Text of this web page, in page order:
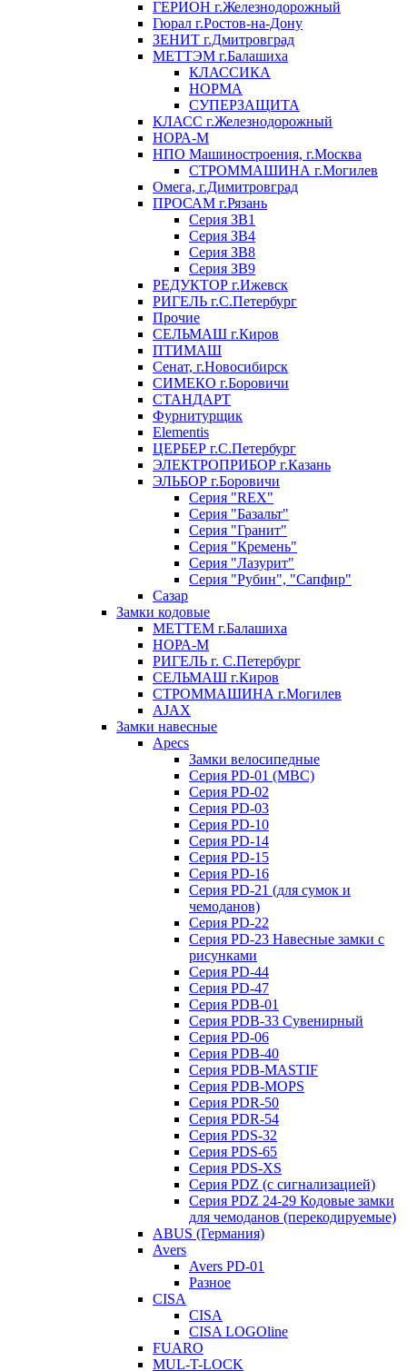
ГЕРИОН г.Железнодорожный
Гюрал г.Ростов-на-Дону
ЗЕНИТ г.Дмитровград
МЕТТЭМ г.Балашиха
КЛАССИКА
НОРМА
СУПЕРЗАЩИТА
КЛАСС г.Железнодорожный
НОРА-М
НПО Машиностроения, г.Москва
СТРОММАШИНА г.Могилев
Омега, г.Димитровград
ПРОСАМ г.Рязань
Серия ЗВ1
Серия ЗВ4
Серия ЗВ8
Серия ЗВ9
РЕДУКТОР г.Ижевск
РИГЕЛЬ г.С.Петербург
Прочие
СЕЛЬМАШ г.Киров
ПТИМАШ
Сенат, г.Новосибирск
СИМЕКО г.Боровичи
СТАНДАРТ
Фурнитурщик
Elementis
ЦЕРБЕР г.С.Петербург
ЭЛЕКТРОПРИБОР г.Казань
ЭЛЬБОР г.Боровичи
Серия "REX"
Серия "Базальт"
Серия "Гранит"
Серия "Кремень"
Серия "Лазурит"
Серия "Рубин", "Сапфир"
Сазар
Замки кодовые
МЕТТЕМ г.Балашиха
НОРА-М
РИГЕЛЬ г. С.Петербург
СЕЛЬМАШ г.Киров
СТРОММАШИНА г.Могилев
AJAX
Замки навесные
Apecs
Замки велосипедные
Серия PD-01 (МВС)
Серия PD-02
Серия PD-03
Серия PD-10
Серия PD-14
Серия PD-15
Серия PD-16
Серия PD-21 (для сумок и
чемоданов)
Серия PD-22
Серия PD-23 Навесные замки с
рисунками
Серия PD-44
Серия PD-47
Серия PDB-01
Серия PDB-33 Сувенирный
Серия PD-06
Серия PDB-40
Серия PDB-MASTIF
Серия PDB-MOPS
Серия PDR-50
Серия PDR-54
Серия PDS-32
Серия PDS-65
Серия PDS-XS
Серия PDZ (с сигнализацией)
Серия PDZ 24-29 Кодовые замки
для чемоданов (перекодируемые)
ABUS (Германия)
Avers
Avers PD-01
Разное
CISA
CISA
CISA LOGOline
FUARO
MUL-T-LOCK